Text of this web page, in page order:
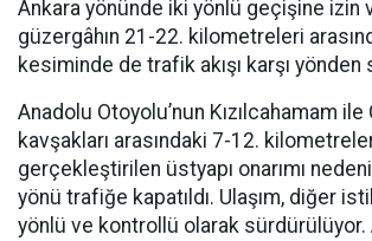
Ankara yönünde iki yönlü geçişine izin
güzergâhın 21-22. kilometreleri
kesiminde de trafik akışı karşı yönden
Anadolu Otoyolu’nun Kızılcahamam ile
kavşakları arasındaki 7-12.
gerçekleştirilen üstyapı onarımı
yönü trafiğe kapatıldı. Ulaşım, diğer
yönlü ve kontrollü olarak sürdürülüyor.